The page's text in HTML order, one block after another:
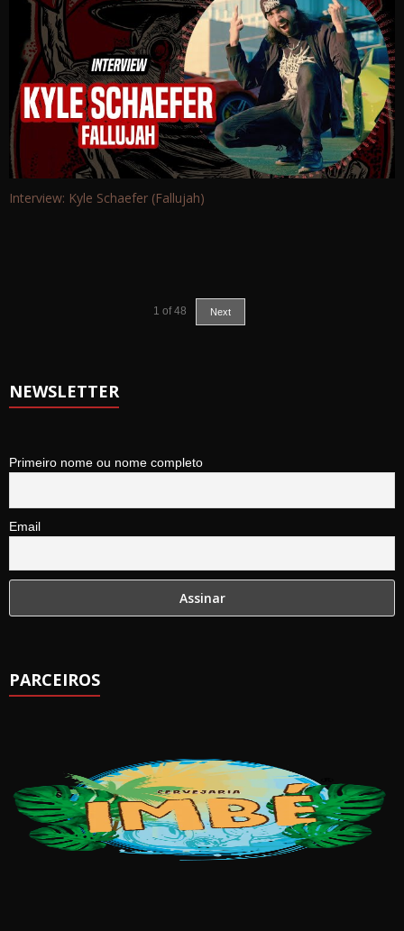
Interview: Kyle Schaefer (Fallujah)
1 of 48 Next
NEWSLETTER
Primeiro nome ou nome completo
Email
PARCEIROS